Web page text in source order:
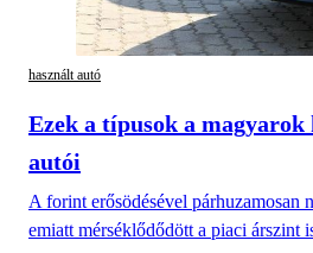
használt autó
Ezek a típusok a magyarok
autói
A forint erősödésével párhuzamosan
emiatt mérséklődődött a piaci árszint